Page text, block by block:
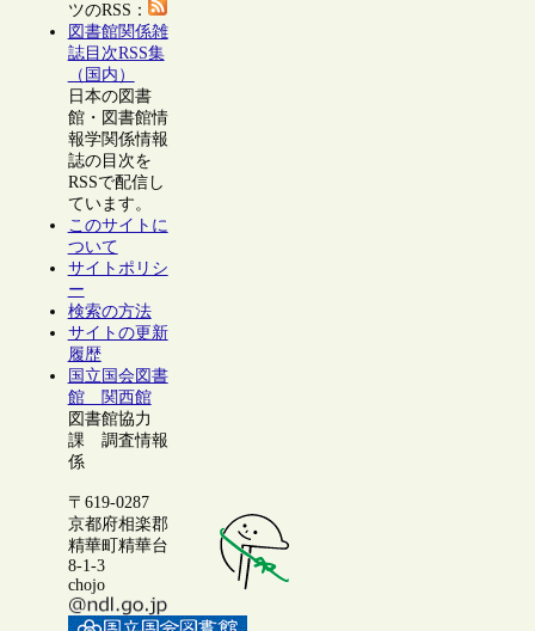
ツのRSS：
図書館関係雑
誌目次RSS集
（国内）
日本の図書
館・図書館情
報学関係情報
誌の目次を
RSSで配信し
ています。
このサイトに
ついて
サイトポリシ
ー
検索の方法
サイトの更新
履歴
国立国会図書
館 関西館
図書館協力
課 調査情報
係
〒619-0287
京都府相楽郡
精華町精華台
8-1-3
chojo